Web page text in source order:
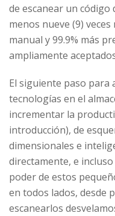
de escanear un código
menos nueve (9)
manual y 99.9% más
ampliamente
El siguiente paso para
tecnologías en el
incrementar la
introducción), de
dimensionales e
directamente, e
poder de estos
en todos lados, desde
escanearlos